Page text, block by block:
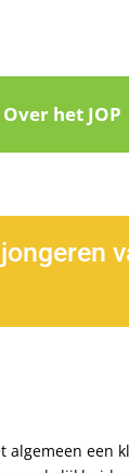
Over het JOP
algemeen een